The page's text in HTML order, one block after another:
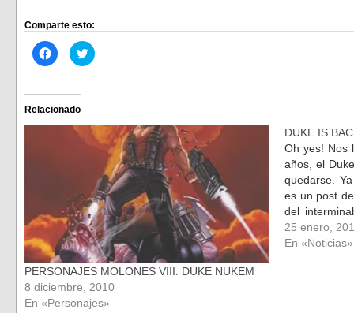
Comparte esto:
Haz
clic
Facebook
(Se
abre
en
ventana
Haz
clic
en
una
ventana
nueva)
Relacionado
PERSONAJES MOLONES VIII: DUKE NUKEM
8 diciembre, 2010
En «Personajes»
DUKE IS
Oh yes! Nos
años, el
quedarse.
es un post
del
de 3D
25 enero,
En «Noticias»